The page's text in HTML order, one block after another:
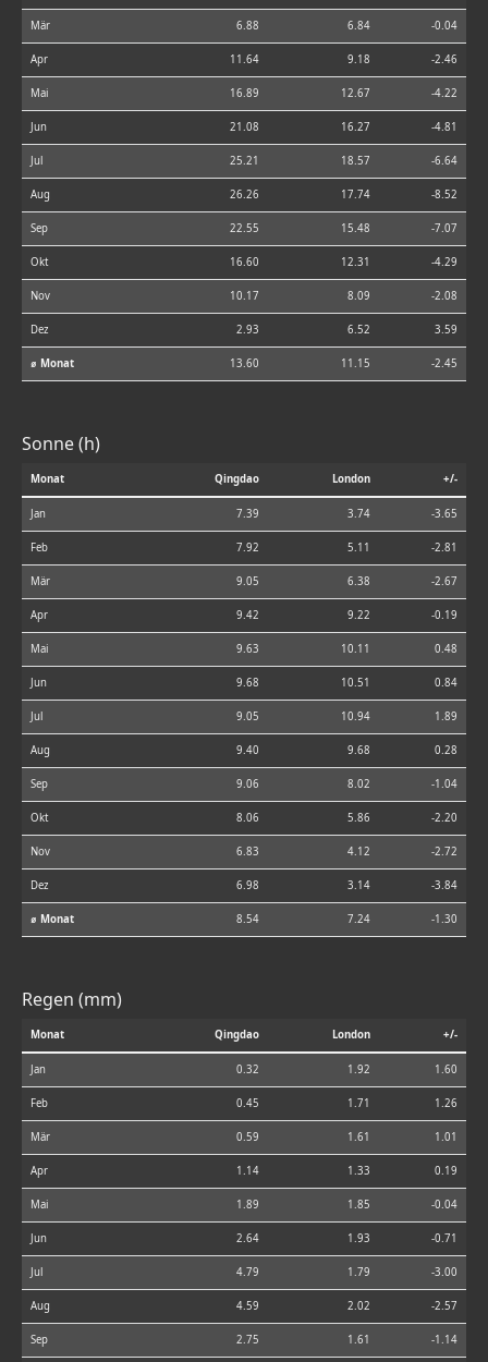
Mär 6.88 6.84 -0.04
Apr 11.64 9.18 -2.46
Mai 16.89 12.67 -4.22
Jun 21.08 16.27 -4.81
Jul 25.21 18.57 -6.64
Aug 26.26 17.74 -8.52
Sep 22.55 15.48 -7.07
Okt 16.60 12.31 -4.29
Nov 10.17 8.09 -2.08
Dez 2.93 6.52 3.59
⌀ Monat 13.60 11.15 -2.45
Sonne (h)
Monat Qingdao London +/-
Jan 7.39 3.74 -3.65
Feb 7.92 5.11 -2.81
Mär 9.05 6.38 -2.67
Apr 9.42 9.22 -0.19
Mai 9.63 10.11 0.48
Jun 9.68 10.51 0.84
Jul 9.05 10.94 1.89
Aug 9.40 9.68 0.28
Sep 9.06 8.02 -1.04
Okt 8.06 5.86 -2.20
Nov 6.83 4.12 -2.72
Dez 6.98 3.14 -3.84
⌀ Monat 8.54 7.24 -1.30
Regen (mm)
Monat Qingdao London +/-
Jan 0.32 1.92 1.60
Feb 0.45 1.71 1.26
Mär 0.59 1.61 1.01
Apr 1.14 1.33 0.19
Mai 1.89 1.85 -0.04
Jun 2.64 1.93 -0.71
Jul 4.79 1.79 -3.00
Aug 4.59 2.02 -2.57
Sep 2.75 1.61 -1.14